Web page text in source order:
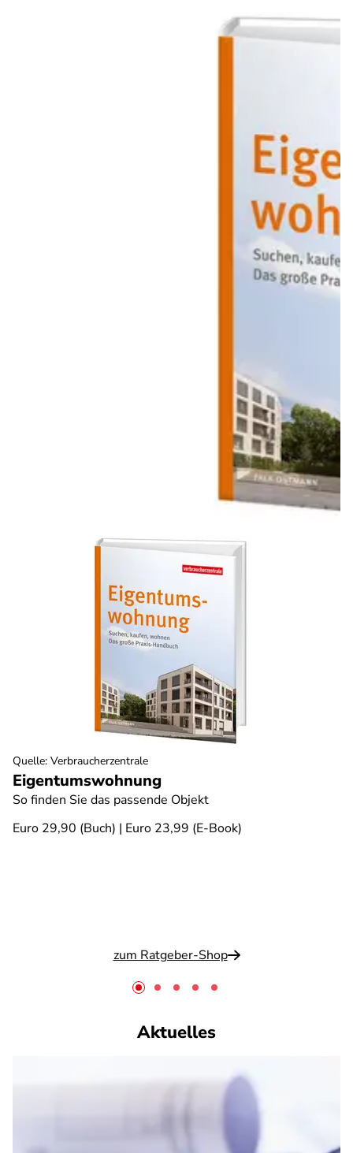
Eigentumswohnung
So finden Sie das passende Objekt
Euro 29,90 (Buch) | Euro 23,99 (E-Book)
zum Ratgeber-Shop
Quelle: Verbraucherzentrale
Aktuelles